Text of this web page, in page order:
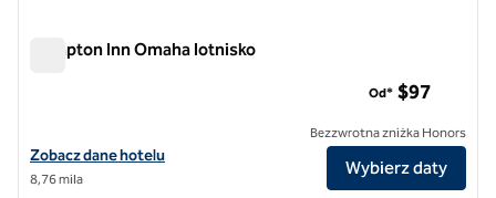
Hampton Inn Omaha lotnisko
Zobacz szczegóły hotelu dla lotniska Hampton Inn Omaha
Zobacz dane hotelu
8,76 mila
Od* $97
Bezzwrotna zniżka Honors
Wybierz daty